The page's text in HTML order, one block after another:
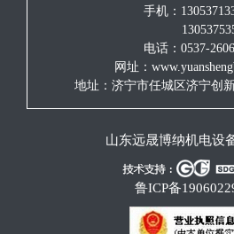
手机：
电话：0537-
网址：
地址：济宁市任城区济宁创
山东远晟博纳机电设
鲁ICP备